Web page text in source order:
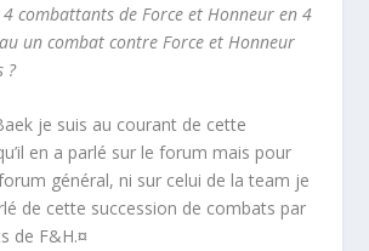
4 combattants de Force et Honneur en 4
un combat contre Force et Honneur
?
je suis au courant de cette
en a parlé sur le forum mais pour
général, ni sur celui de la team je
de cette succession de combats par
de F&H.¤